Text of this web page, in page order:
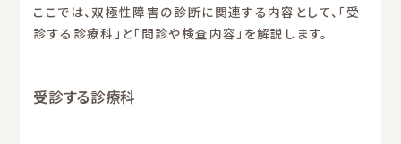
ここでは、双極性障害の診断に関連する内容として、「受
診する診療科」と「問診や検査内容」を解説します。
受診する診療科